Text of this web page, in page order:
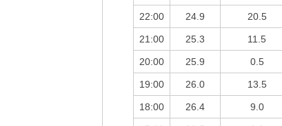
22:00 24.9 20.5
21:00 25.3 11.5
20:00 25.9 0.5
19:00 26.0 13.5
18:00 26.4 9.0